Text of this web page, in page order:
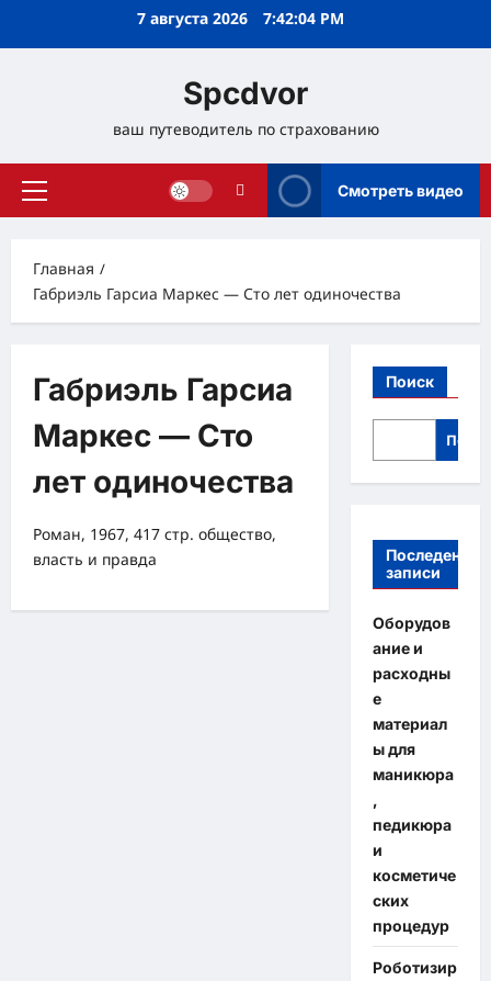
7 августа 2026 7:42:04 PM
Spcdvor
ваш путеводитель по страхованию
Основное
Смотреть видео
Главная
Габриэль Гарсиа Маркес — Сто лет одиночества
Габриэль Гарсиа
Маркес — Сто
лет одиночества
Роман, 1967, 417 стр. общество,
власть и правда
Поиск
Поиск
Последение
записи
Оборудов
ание и
расходны
е
материал
ы для
маникюра
,
педикюра
и
косметиче
ских
процедур
Роботизир